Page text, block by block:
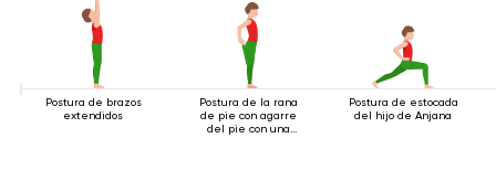
Postura de brazos
extendidos
Postura de la rana
de pie con agarre
del pie con una
Postura de estocada
del hijo de Anjana